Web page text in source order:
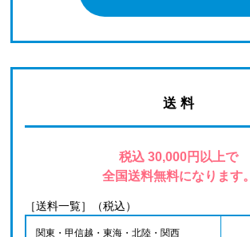
送 料
税込 30,000円以上で
全国送料無料になります。
［送料一覧］（税込）
関東・甲信越・東海・北陸・関西